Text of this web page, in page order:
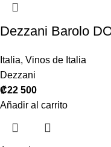
Dezzani Barolo
Italia, Vinos de Italia
Dezzani
₡22 500
Añadir al carrito